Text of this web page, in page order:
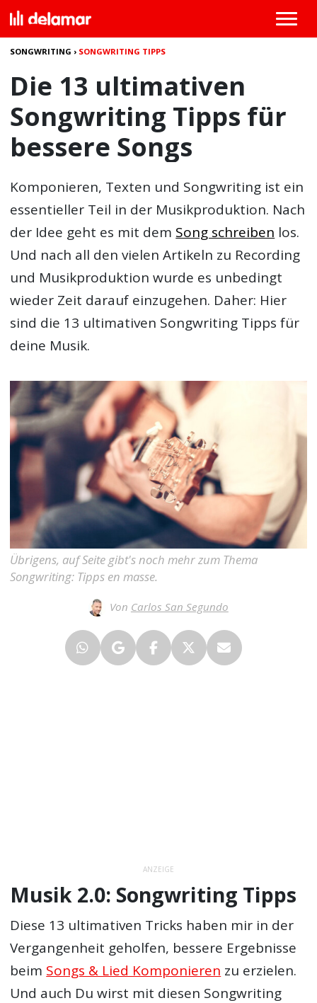
SONGWRITING › SONGWRITING TIPPS
Die 13 ultimativen
Songwriting Tipps für
bessere Songs
Komponieren, Texten und Songwriting ist ein
essentieller Teil in der Musikproduktion. Nach
der Idee geht es mit dem Song schreiben los.
Und nach all den vielen Artikeln zu Recording
und Musikproduktion wurde es unbedingt
wieder Zeit darauf einzugehen. Daher: Hier
sind die 13 ultimativen Songwriting Tipps für
deine Musik.
Übrigens, auf Seite gibt's noch mehr zum Thema
Songwriting: Tipps en masse.
Von Carlos San Segundo
ANZEIGE
Musik 2.0: Songwriting Tipps
Diese 13 ultimativen Tricks haben mir in der
Vergangenheit geholfen, bessere Ergebnisse
beim Songs & Lied Komponieren zu erzielen.
Und auch Du wirst mit diesen Songwriting